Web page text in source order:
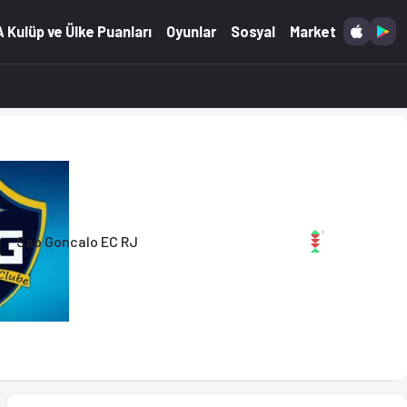
Kulüp ve Ülke Puanları Oyunlar Sosyal Market
Sao Goncalo EC RJ